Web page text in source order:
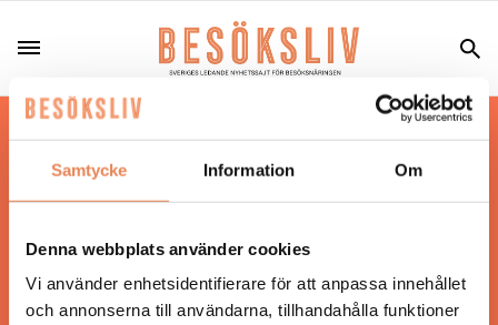
Samtycke Information Om
Denna webbplats använder cookies
Vi använder enhetsidentifierare för att anpassa innehållet
och annonserna till användarna, tillhandahålla funktioner
Hos oss läser du landets mest uppdaterade
nyheter och snackisar inom besöksnäringen.
Besöksliv i sin tryckta form är ett affärsmagasin
Tidningen ges ut avVisita